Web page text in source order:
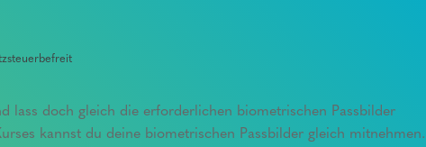
lass doch gleich die erforderlichen biometrischen Passbilder
kannst du deine biometrischen Passbilder gleich mitnehmen.